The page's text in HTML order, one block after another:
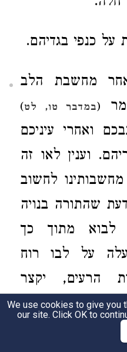
על כנפי בגדיהם.
מחשבת הלב
(במדבר טו, לט)
ואחרי עיניכם
וענין לאו זה
לחשוב
שהתורה בנויה
לבוא מתוך כך
על לבו רוח
הרעים, יקצר
לחשוב בדרכי
וכמו כן שלא
We use cookies to give you
our site. Click OK to